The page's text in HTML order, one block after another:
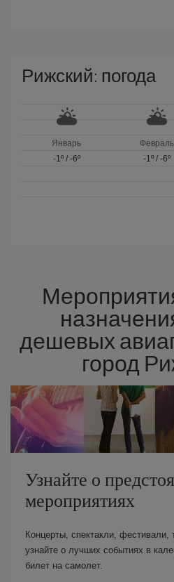
Рижский: погода
Январь
-1º/ -6º
Февраль
-1º/ -6º
дешевых
город
Узнайте о
мероприятиях
Концерты, спектакли,
узнайте о лучших событиях в
билет на самолет.